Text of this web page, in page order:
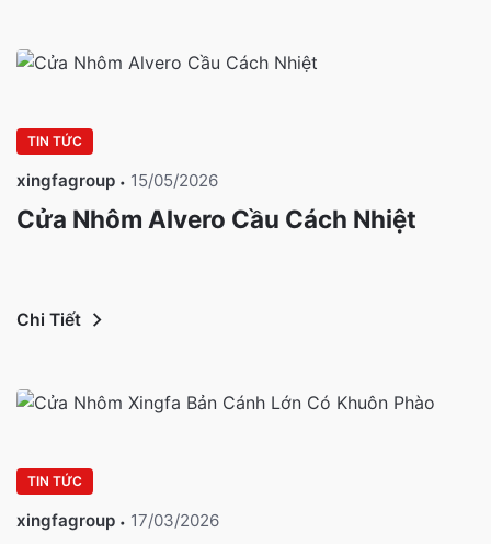
TIN TỨC
xingfagroup 15/05/2026
Cửa Nhôm Alvero Cầu Cách Nhiệt
Chi Tiết
TIN TỨC
xingfagroup 17/03/2026